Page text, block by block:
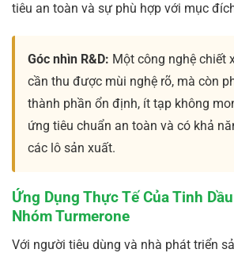
tiêu an toàn và sự phù hợp với mục
Góc nhìn R&D: Một công nghệ chiết
cần thu được mùi nghệ rõ, mà còn
thành phần ổn định, ít tạp không
ứng tiêu chuẩn an toàn và có khả
các lô sản xuất.
Ứng Dụng Thực Tế Của Tinh
Nhóm Turmerone
Với người tiêu dùng và nhà phát triển